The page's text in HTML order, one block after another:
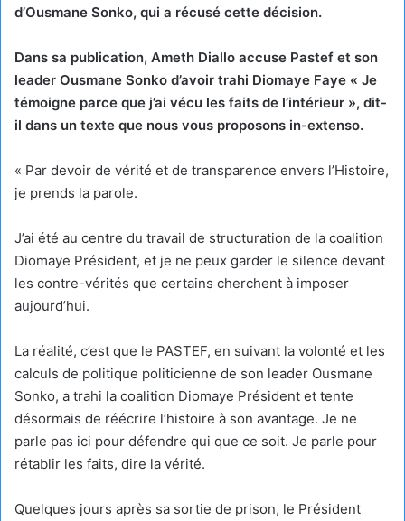
d’Ousmane Sonko, qui a récusé cette décision.
Dans sa publication, Ameth Diallo accuse Pastef et son
leader Ousmane Sonko d’avoir trahi Diomaye Faye « Je
témoigne parce que j’ai vécu les faits de l’intérieur », dit-
il dans un texte que nous vous proposons in-extenso.
« Par devoir de vérité et de transparence envers l’Histoire,
je prends la parole.
J’ai été au centre du travail de structuration de la coalition
Diomaye Président, et je ne peux garder le silence devant
les contre-vérités que certains cherchent à imposer
aujourd’hui.
La réalité, c’est que le PASTEF, en suivant la volonté et les
calculs de politique politicienne de son leader Ousmane
Sonko, a trahi la coalition Diomaye Président et tente
désormais de réécrire l’histoire à son avantage. Je ne
parle pas ici pour défendre qui que ce soit. Je parle pour
rétablir les faits, dire la vérité.
Quelques jours après sa sortie de prison, le Président